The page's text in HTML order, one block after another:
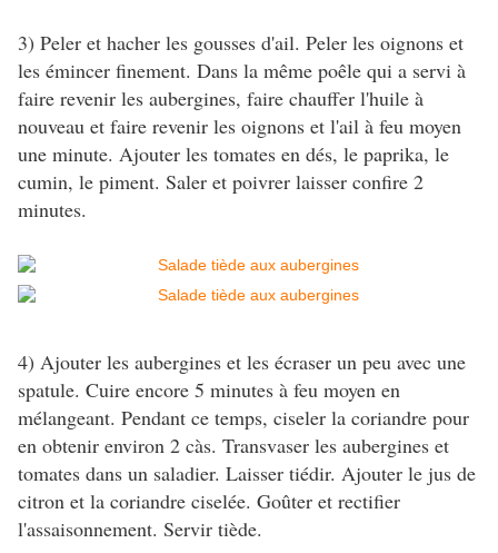
3) Peler et hacher les gousses d'ail. Peler les oignons et
les émincer finement. Dans la même poêle qui a servi à
faire revenir les aubergines, faire chauffer l'huile à
nouveau et faire revenir les oignons et l'ail à feu moyen
une minute. Ajouter les tomates en dés, le paprika, le
cumin, le piment. Saler et poivrer laisser confire 2
minutes.
4) Ajouter les aubergines et les écraser un peu avec une
spatule. Cuire encore 5 minutes à feu moyen en
mélangeant. Pendant ce temps, ciseler la coriandre pour
en obtenir environ 2 càs. Transvaser les aubergines et
tomates dans un saladier. Laisser tiédir. Ajouter le jus de
citron et la coriandre ciselée. Goûter et rectifier
l'assaisonnement. Servir tiède.